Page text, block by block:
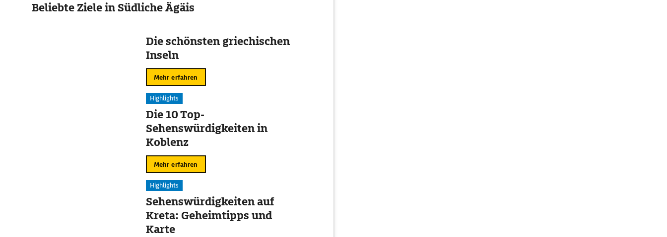
Beliebte Ziele in Südliche Ägäis
Die schönsten griechischen
Inseln
Mehr erfahren
Highlights
Die 10 Top-
Sehenswürdigkeiten in
Koblenz
Mehr erfahren
Highlights
Sehenswürdigkeiten auf
Kreta: Geheimtipps und
Karte